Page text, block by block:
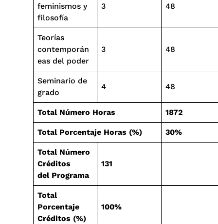
feminismos y
filosofía
3 48
Teorías
contemporán
eas del poder
3 48
Seminario de
grado
4 48
Total Número Horas 1872
Total Porcentaje Horas (%) 30%
Total Número
Créditos
del Programa
131
Total
Porcentaje
Créditos (%)
100%